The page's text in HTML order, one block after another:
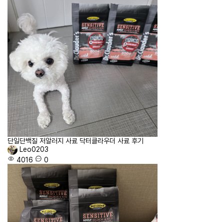
단일단백질 저알러지 사료 닥터클라우더 사료 후기
Leo0203
4016
0